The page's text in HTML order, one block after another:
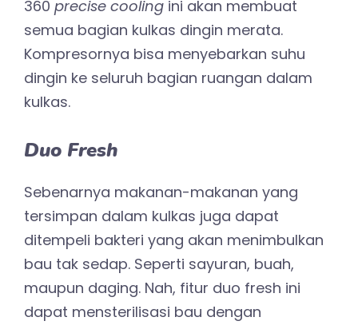
360 precise cooling ini akan membuat
semua bagian kulkas dingin merata.
Kompresornya bisa menyebarkan suhu
dingin ke seluruh bagian ruangan dalam
kulkas.
Duo Fresh
Sebenarnya makanan-makanan yang
tersimpan dalam kulkas juga dapat
ditempeli bakteri yang akan menimbulkan
bau tak sedap. Seperti sayuran, buah,
maupun daging. Nah, fitur duo fresh ini
dapat mensterilisasi bau dengan